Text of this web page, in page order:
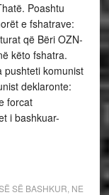
Poashtu
e fshatrave:
që Bëri OZN-
këto fshatra.
pushteti komunist
deklaronte:
forcat
i bashkuar-
SË BASHKUR NE